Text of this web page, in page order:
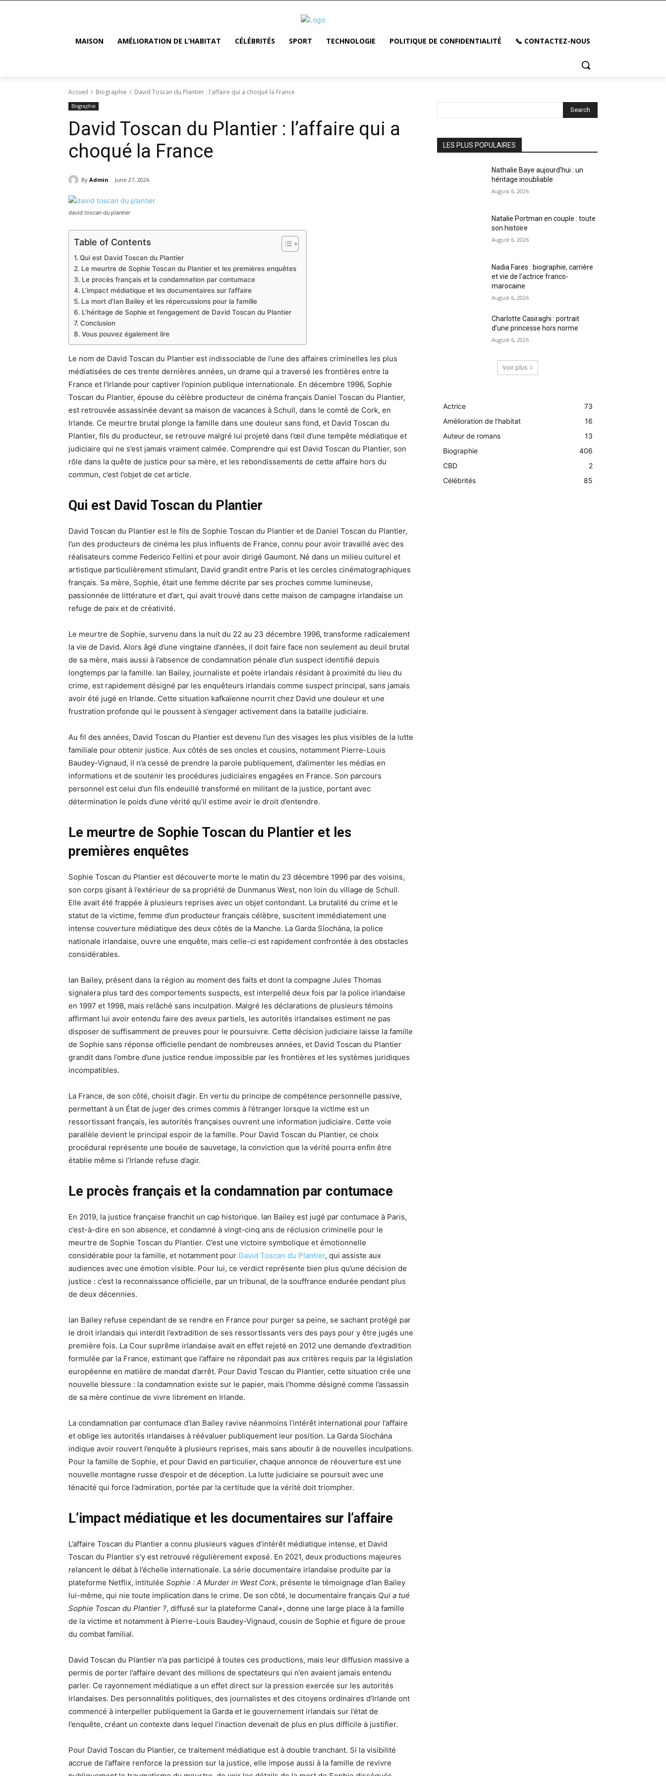
MAISON AMÉLIORATION DE L’HABITAT CÉLÉBRITÉS SPORT TECHNOLOGIE POLITIQUE DE CONFIDENTIALITÉ 📞 CONTACTEZ-NOUS
Accueil Biographie David Toscan du Plantier : l'affaire qui a choqué la France
Biographie
David Toscan du Plantier : l’affaire qui a
choqué la France
By Admin June 27, 2026
david toscan du plantier
Table of Contents
Qui est David Toscan du Plantier
Le meurtre de Sophie Toscan du Plantier et les premières enquêtes
Le procès français et la condamnation par contumace
L’impact médiatique et les documentaires sur l’affaire
La mort d’Ian Bailey et les répercussions pour la famille
L’héritage de Sophie et l’engagement de David Toscan du Plantier
Conclusion
Vous pouvez également lire
Le nom de David Toscan du Plantier est indissociable de l’une des affaires criminelles les plus
médiatisées de ces trente dernières années, un drame qui a traversé les frontières entre la
France et l’Irlande pour captiver l’opinion publique internationale. En décembre 1996, Sophie
Toscan du Plantier, épouse du célèbre producteur de cinéma français Daniel Toscan du Plantier,
est retrouvée assassinée devant sa maison de vacances à Schull, dans le comté de Cork, en
Irlande. Ce meurtre brutal plonge la famille dans une douleur sans fond, et David Toscan du
Plantier, fils du producteur, se retrouve malgré lui projeté dans l’œil d’une tempête médiatique et
judiciaire qui ne s’est jamais vraiment calmée. Comprendre qui est David Toscan du Plantier, son
rôle dans la quête de justice pour sa mère, et les rebondissements de cette affaire hors du
commun, c’est l’objet de cet article.
Qui est David Toscan du Plantier
David Toscan du Plantier est le fils de Sophie Toscan du Plantier et de Daniel Toscan du Plantier,
l’un des producteurs de cinéma les plus influents de France, connu pour avoir travaillé avec des
réalisateurs comme Federico Fellini et pour avoir dirigé Gaumont. Né dans un milieu culturel et
artistique particulièrement stimulant, David grandit entre Paris et les cercles cinématographiques
français. Sa mère, Sophie, était une femme décrite par ses proches comme lumineuse,
passionnée de littérature et d’art, qui avait trouvé dans cette maison de campagne irlandaise un
refuge de paix et de créativité.
Le meurtre de Sophie, survenu dans la nuit du 22 au 23 décembre 1996, transforme radicalement
la vie de David. Alors âgé d’une vingtaine d’années, il doit faire face non seulement au deuil brutal
de sa mère, mais aussi à l’absence de condamnation pénale d’un suspect identifié depuis
longtemps par la famille. Ian Bailey, journaliste et poète irlandais résidant à proximité du lieu du
crime, est rapidement désigné par les enquêteurs irlandais comme suspect principal, sans jamais
avoir été jugé en Irlande. Cette situation kafkaïenne nourrit chez David une douleur et une
frustration profonde qui le poussent à s’engager activement dans la bataille judiciaire.
Au fil des années, David Toscan du Plantier est devenu l’un des visages les plus visibles de la lutte
familiale pour obtenir justice. Aux côtés de ses oncles et cousins, notamment Pierre-Louis
Baudey-Vignaud, il n’a cessé de prendre la parole publiquement, d’alimenter les médias en
informations et de soutenir les procédures judiciaires engagées en France. Son parcours
personnel est celui d’un fils endeuillé transformé en militant de la justice, portant avec
détermination le poids d’une vérité qu’il estime avoir le droit d’entendre.
Le meurtre de Sophie Toscan du Plantier et les
premières enquêtes
Sophie Toscan du Plantier est découverte morte le matin du 23 décembre 1996 par des voisins,
son corps gisant à l’extérieur de sa propriété de Dunmanus West, non loin du village de Schull.
Elle avait été frappée à plusieurs reprises avec un objet contondant. La brutalité du crime et le
statut de la victime, femme d’un producteur français célèbre, suscitent immédiatement une
intense couverture médiatique des deux côtés de la Manche. La Garda Síochána, la police
nationale irlandaise, ouvre une enquête, mais celle-ci est rapidement confrontée à des obstacles
considérables.
Ian Bailey, présent dans la région au moment des faits et dont la compagne Jules Thomas
signalera plus tard des comportements suspects, est interpellé deux fois par la police irlandaise
en 1997 et 1998, mais relâché sans inculpation. Malgré les déclarations de plusieurs témoins
affirmant lui avoir entendu faire des aveux partiels, les autorités irlandaises estiment ne pas
disposer de suffisamment de preuves pour le poursuivre. Cette décision judiciaire laisse la famille
de Sophie sans réponse officielle pendant de nombreuses années, et David Toscan du Plantier
grandit dans l’ombre d’une justice rendue impossible par les frontières et les systèmes juridiques
incompatibles.
La France, de son côté, choisit d’agir. En vertu du principe de compétence personnelle passive,
permettant à un État de juger des crimes commis à l’étranger lorsque la victime est un
ressortissant français, les autorités françaises ouvrent une information judiciaire. Cette voie
parallèle devient le principal espoir de la famille. Pour David Toscan du Plantier, ce choix
procédural représente une bouée de sauvetage, la conviction que la vérité pourra enfin être
établie même si l’Irlande refuse d’agir.
Le procès français et la condamnation par contumace
En 2019, la justice française franchit un cap historique. Ian Bailey est jugé par contumace à Paris,
c’est-à-dire en son absence, et condamné à vingt-cinq ans de réclusion criminelle pour le
meurtre de Sophie Toscan du Plantier. C’est une victoire symbolique et émotionnelle
considérable pour la famille, et notamment pour David Toscan du Plantier, qui assiste aux
audiences avec une émotion visible. Pour lui, ce verdict représente bien plus qu’une décision de
justice : c’est la reconnaissance officielle, par un tribunal, de la souffrance endurée pendant plus
de deux décennies.
Ian Bailey refuse cependant de se rendre en France pour purger sa peine, se sachant protégé par
le droit irlandais qui interdit l’extradition de ses ressortissants vers des pays pour y être jugés une
première fois. La Cour suprême irlandaise avait en effet rejeté en 2012 une demande d’extradition
formulée par la France, estimant que l’affaire ne répondait pas aux critères requis par la législation
européenne en matière de mandat d’arrêt. Pour David Toscan du Plantier, cette situation crée une
nouvelle blessure : la condamnation existe sur le papier, mais l’homme désigné comme l’assassin
de sa mère continue de vivre librement en Irlande.
La condamnation par contumace d’Ian Bailey ravive néanmoins l’intérêt international pour l’affaire
et oblige les autorités irlandaises à réévaluer publiquement leur position. La Garda Síochána
indique avoir rouvert l’enquête à plusieurs reprises, mais sans aboutir à de nouvelles inculpations.
Pour la famille de Sophie, et pour David en particulier, chaque annonce de réouverture est une
nouvelle montagne russe d’espoir et de déception. La lutte judiciaire se poursuit avec une
ténacité qui force l’admiration, portée par la certitude que la vérité doit triompher.
L’impact médiatique et les documentaires sur l’affaire
L’affaire Toscan du Plantier a connu plusieurs vagues d’intérêt médiatique intense, et David
Toscan du Plantier s’y est retrouvé régulièrement exposé. En 2021, deux productions majeures
relancent le débat à l’échelle internationale. La série documentaire irlandaise produite par la
plateforme Netflix, intitulée Sophie : A Murder in West Cork, présente le témoignage d’Ian Bailey
lui-même, qui nie toute implication dans le crime. De son côté, le documentaire français Qui a tué
Sophie Toscan du Plantier ?, diffusé sur la plateforme Canal+, donne une large place à la famille
de la victime et notamment à Pierre-Louis Baudey-Vignaud, cousin de Sophie et figure de proue
du combat familial.
David Toscan du Plantier n’a pas participé à toutes ces productions, mais leur diffusion massive a
permis de porter l’affaire devant des millions de spectateurs qui n’en avaient jamais entendu
parler. Ce rayonnement médiatique a un effet direct sur la pression exercée sur les autorités
irlandaises. Des personnalités politiques, des journalistes et des citoyens ordinaires d’Irlande ont
commencé à interpeller publiquement la Garda et le gouvernement irlandais sur l’état de
l’enquête, créant un contexte dans lequel l’inaction devenait de plus en plus difficile à justifier.
Pour David Toscan du Plantier, ce traitement médiatique est à double tranchant. Si la visibilité
accrue de l’affaire renforce la pression sur la justice, elle impose aussi à la famille de revivre
Search
LES PLUS POPULAIRES
Nathalie Baye aujourd’hui : un
héritage inoubliable
August 6, 2026
Natalie Portman en couple : toute
son histoire
August 6, 2026
Nadia Fares : biographie, carrière
et vie de l’actrice franco-
marocaine
August 6, 2026
Charlotte Casiraghi : portrait
d’une princesse hors norme
August 6, 2026
Voir plus
Actrice
73
Amélioration de l'habitat
16
Auteur de romans
13
Biographie
406
CBD
2
Célébrités
85